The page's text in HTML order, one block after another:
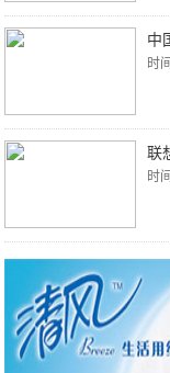
中
时
联
时